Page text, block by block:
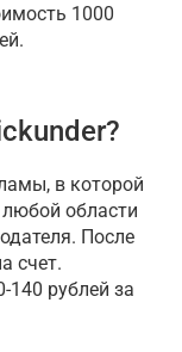
1000
в которой
области
После
счет.
140 рублей за